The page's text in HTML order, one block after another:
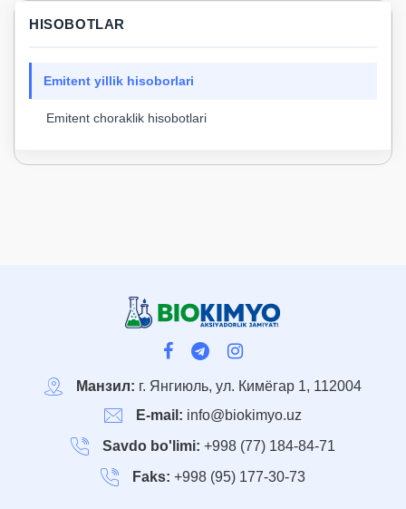
HISOBOTLAR
Emitent yillik hisoborlari
Emitent choraklik hisobotlari
Манзил: г. Янгиюль, ул. Кимёгар 1, 112004
E-mail: info@biokimyo.uz
Savdo bo'limi: +998 (77) 184-84-71
Faks: +998 (95) 177-30-73